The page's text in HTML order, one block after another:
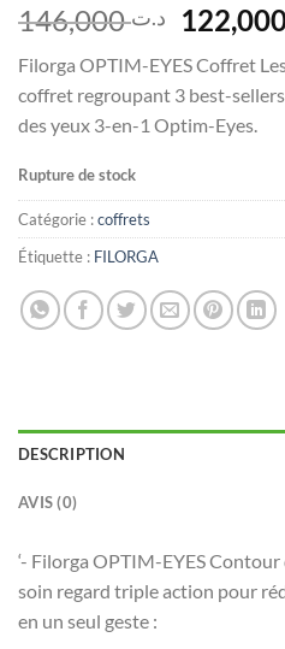
د.ت146,000
Le
prix
initial
était :
Filorga OPTIM-EYES Coffret
coffret regroupant 3 best-
des yeux 3-en-1 Optim-Eyes.
Rupture de stock
Catégorie :coffrets
Étiquette : FILORGA
DESCRIPTION
AVIS (0)
‘- Filorga OPTIM-EYES
soin regard triple action pour
en un seul geste :